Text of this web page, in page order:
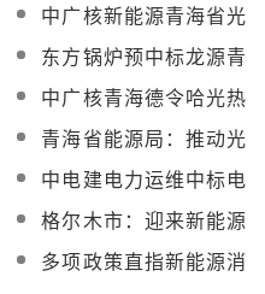
中广核新能源青海省光
热项目政策建议报告编
制技术服务询价公告
东方锅炉预中标龙源青
海格尔木5万千瓦熔盐储
能项目蒸汽发生器设备
中广核青海德令哈光热
20万千瓦项目超声波流
量计（熔盐侧）设备采
购
青海省能源局：推动光
热及新型储能等多种储
能技术示范，初步形成
储能多元化发展格局
中电建电力运维中标电
建青海共和50MW光热
发电项目2025-2027年
生产运维服务
格尔木市：迎来新能源
产业发展的最好时期，
将成为全省主力军
多项政策直指新能源消